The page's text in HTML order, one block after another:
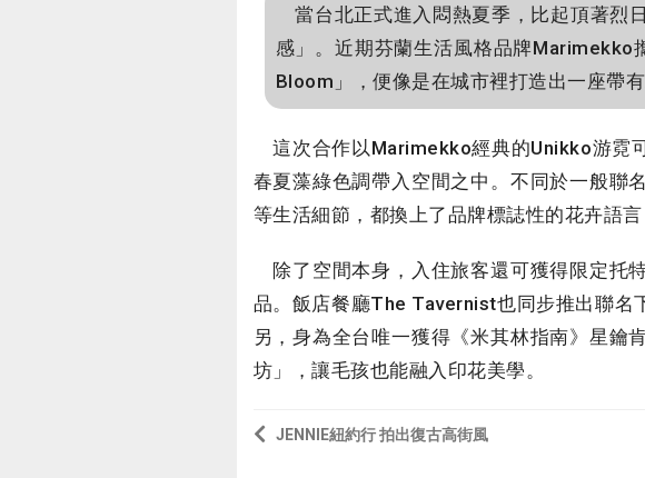
當台北正式進入悶熱夏季，比起頂著烈
感」。近期芬蘭生活風格品牌
Bloom」，便像是在城市裡打造出一座帶
這次合作以Marimekko經典的Unikko游霓
春夏藻綠色調帶入空間之中。不同於一般聯
等生活細節，都換上了品牌標誌性的花卉語
除了空間本身，入住旅客還可獲得限定托
品。飯店餐廳The Tavernist也同步推出聯名
另，身為全台唯一獲得《米其林指南》星鑰
坊」，讓毛孩也能融入印花美學。
JENNIE紐約行 拍出復古高街風